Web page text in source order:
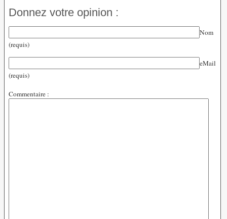
Donnez votre opinion :
Nom
(requis)
eMail
(requis)
Commentaire :